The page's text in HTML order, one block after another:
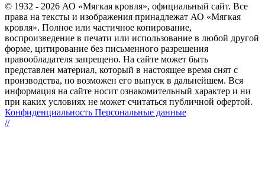
© 1932 - 2026 АО «Мягкая кровля», официальный сайт. Все
права на тексты и изображения принадлежат АО «Мягкая
кровля». Полное или частичное копирование,
воспроизведение в печати или использование в любой другой
форме, цитирование без письменного разрешения
правообладателя запрещено. На сайте может быть
представлен материал, который в настоящее время снят с
производства, но возможен его выпуск в дальнейшем. Вся
информация на сайте носит ознакомительный характер и ни
при каких условиях не может считаться публичной офертой.
Конфиденциальность Персональные данные
//